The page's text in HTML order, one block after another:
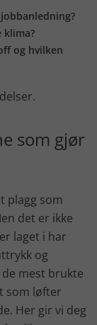
klima?
og hvilken
som gjør
plagg som
det er ikke
laget i har
og
mest brukte
som løfter
Her gir vi deg